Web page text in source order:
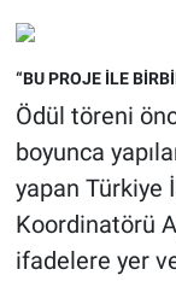
“BU PROJE İLE
Ödül töreni
boyunca
yapan Türkiye
Koordinatörü
ifadelere yer